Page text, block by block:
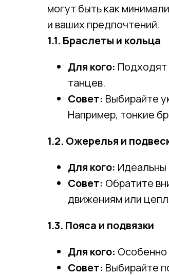
могут быть как
и ваших предпочтений.
1.1. Браслеты и кольца
Для кого: Подходят
танцев.
Совет: Выбирайте
Например, тонкие
1.2. Ожерелья и
Для кого: Идеальны
Совет: Обратите
движениям или
1.3. Пояса и подвязки
Для кого: Особенно
Совет: Выбирайте